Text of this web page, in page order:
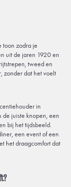
toon zodra je
uit de jaren 1920 en
tweed en
zonder dat het voelt
in
juiste knopen, een
bij het tijdsbeeld.
een event of een
het draagcomfort dat